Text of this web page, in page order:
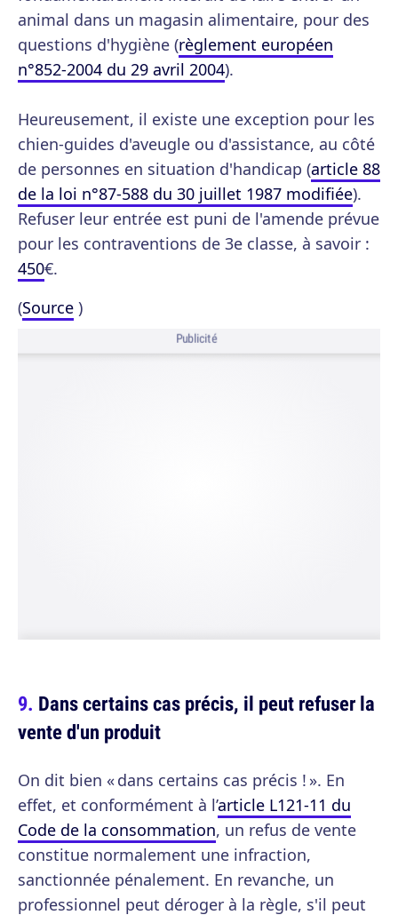
animal dans un magasin alimentaire, pour des
questions d'hygiène (règlement européen
n°852-2004 du 29 avril 2004).
Heureusement, il existe une exception pour les
chien-guides d'aveugle ou d'assistance, au côté
de personnes en situation d'handicap (article 88
de la loi n°87-588 du 30 juillet 1987 modifiée).
Refuser leur entrée est puni de l'amende prévue
pour les contraventions de 3e classe, à savoir :
450€.
(Source )
Publicité
Dans certains cas précis, il peut refuser la
vente d'un produit
On dit bien « dans certains cas précis ! ». En
effet, et conformément à l’article L121-11 du
Code de la consommation, un refus de vente
constitue normalement une infraction,
sanctionnée pénalement. En revanche, un
professionnel peut déroger à la règle, s'il peut